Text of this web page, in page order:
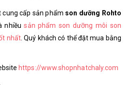
cung cấp sản phẩm son dưỡng Rohto
nhiềusản phẩm son dưỡng môi son
nhất. Quý khách có thể đặt mua bằng
https://www.shopnhatchaly.com